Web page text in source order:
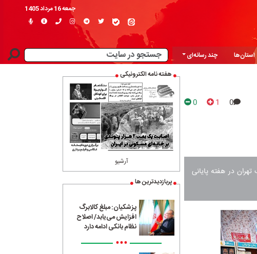
جمعه 16 مرداد 1405
استان‌ها
چند رسانه‌ای
0
1
0
در هفته پایانی
هفته نامه الکترونیکی
آرشیو
پربازدیدترین ها
پزشکیان: مبلغ کالابرگ
افزایش می‌یابد/ اصلاح
نظام بانکی ادامه دارد
•••